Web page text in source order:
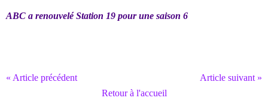
ABC a renouvelé Station 19 pour une saison 6
« Article précédent
Article suivant »
Retour à l'accueil